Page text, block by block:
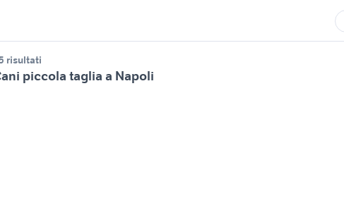
risultati
piccola taglia a Napoli